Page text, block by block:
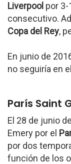
Liverpool por
consecutivo.
Copa del Rey,
En junio de
no seguiría en
París Saint
El 28 de junio
Emery por el
por dos
función de los